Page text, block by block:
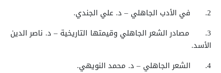
2.
في الأدب الجاهلي – د. علي الجندي.
3.
مصادر الشعر الجاهلي وقيمتها التاريخية – د. ناصر الدين
الأسد.
4.
الشعر الجاهلي – د. محمد النويهي.